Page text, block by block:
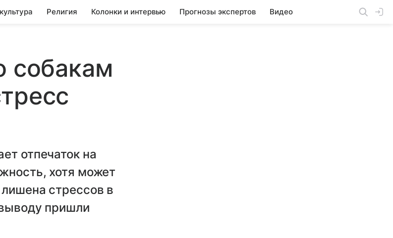
Религия Колонки и интервью Прогнозы экспертов Видео
собакам
отпечаток на
хотя может
стрессов в
пришли